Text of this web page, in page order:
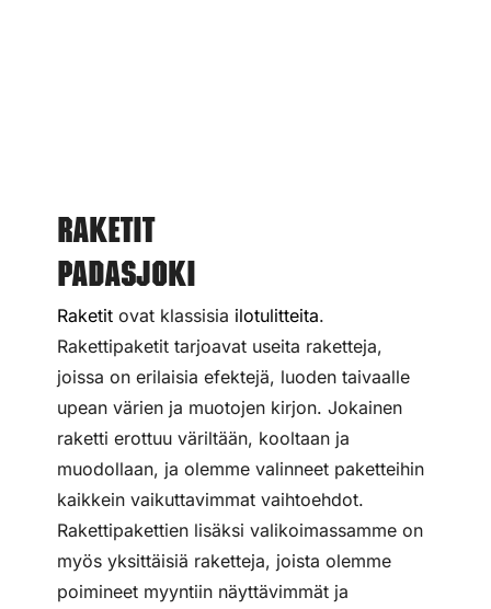
Raketit
Padasjoki
Raketit ovat klassisia ilotulitteita.
Rakettipaketit tarjoavat useita raketteja,
joissa on erilaisia efektejä, luoden taivaalle
upean värien ja muotojen kirjon. Jokainen
raketti erottuu väriltään, kooltaan ja
muodollaan, ja olemme valinneet paketteihin
kaikkein vaikuttavimmat vaihtoehdot.
Rakettipakettien lisäksi valikoimassamme on
myös yksittäisiä raketteja, joista olemme
poimineet myyntiin näyttävimmät ja